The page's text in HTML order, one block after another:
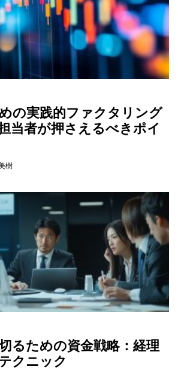
の実践的ファクタリング
当者が押さえるべきポイ
樹
るための資金戦略：経理
クニック